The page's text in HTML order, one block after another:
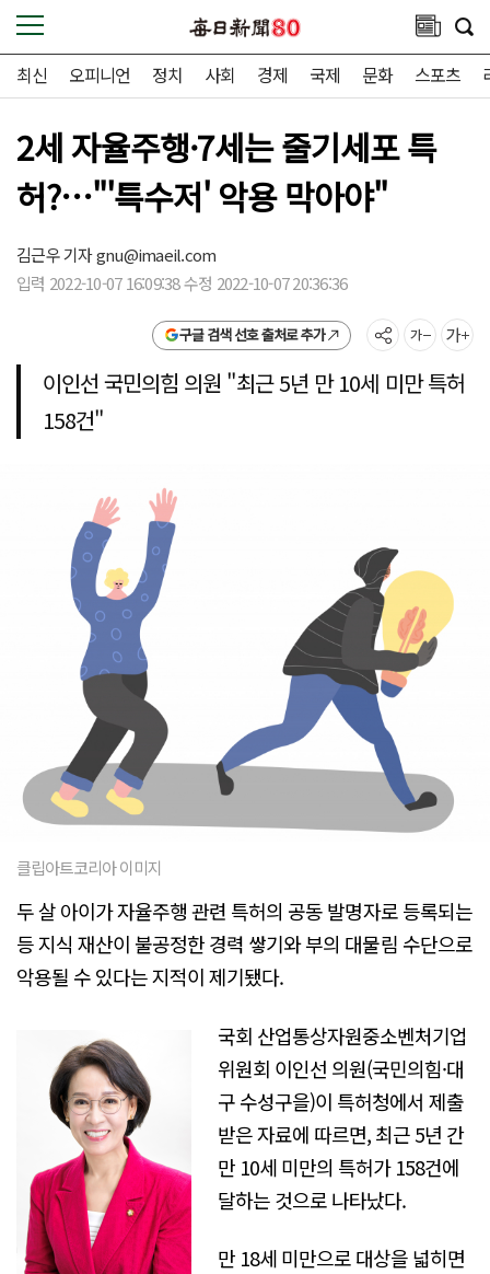
최신 오피니언 정치 사회 경제 국제 문화 스포츠
2세 자율주행·7세는 줄기세포 특
허?…"'특수저' 악용 막아야"
김근우 기자gnu@imaeil.com
입력 2022-10-07 16:09:38 수정 2022-10-07 20:36:36
구글 검색 선호 출처로 추가
이인선 국민의힘 의원 "최근 5년 만 10세 미만 특허
158건"
클립아트코리아 이미지
두 살 아이가 자율주행 관련 특허의 공동 발명자로 등록되는
등 지식 재산이 불공정한 경력 쌓기와 부의 대물림 수단으로
악용될 수 있다는 지적이 제기됐다.
국회 산업통상자원중소벤처기업
위원회 이인선 의원(국민의힘·대
구 수성구을)이 특허청에서 제출
받은 자료에 따르면, 최근 5년 간
만 10세 미만의 특허가 158건에
달하는 것으로 나타났다.
만 18세 미만으로 대상을 넓히면